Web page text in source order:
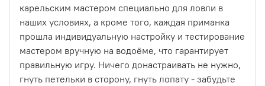
карельским мастером специально для ловли в
наших условиях, а кроме того, каждая приманка
прошла индивидуальную настройку и тестирование
мастером вручную на водоёме, что гарантирует
правильную игру. Ничего донастраивать не нужно,
гнуть петельки в сторону, гнуть лопату - забудьте